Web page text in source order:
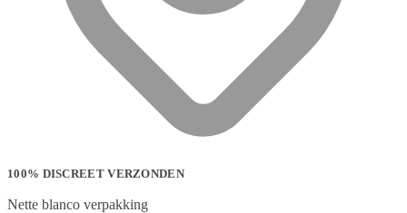
100% DISCREET VERZONDEN
Nette blanco verpakking